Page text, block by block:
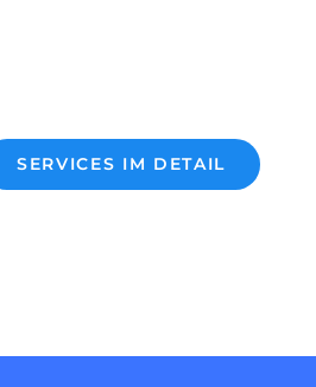
SERVICES IM DETAIL